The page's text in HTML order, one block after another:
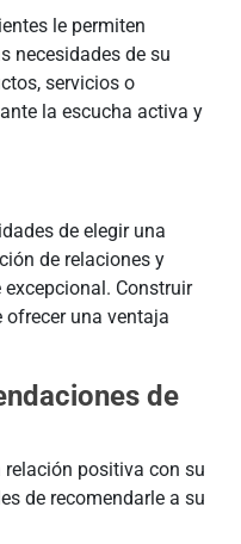
le permiten
necesidades de su
servicios o
la escucha activa y
de elegir una
de relaciones y
Construir
ofrecer una ventaja
de
positiva con su
de recomendarle a su